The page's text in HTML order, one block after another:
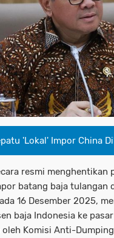
'Lokal' Impor China
resmi menghentikan
batang baja tulangan
16 Desember 2025,
baja Indonesia ke
Komisi Anti-